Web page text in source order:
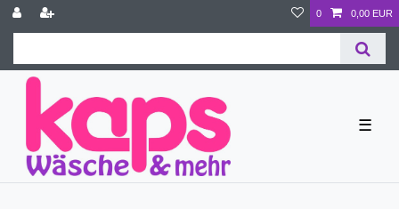
0 0,00 EUR
☰